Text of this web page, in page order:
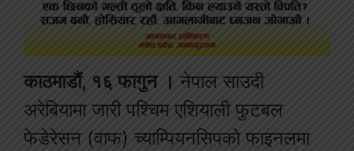
काठमाडौं, १६ फागुन । नेपाल साउदी
अरेबियामा जारी पश्चिम एशियाली फुटबल
फेडेरेसन (वाफ) च्याम्पियनसिपको फाइनलमा